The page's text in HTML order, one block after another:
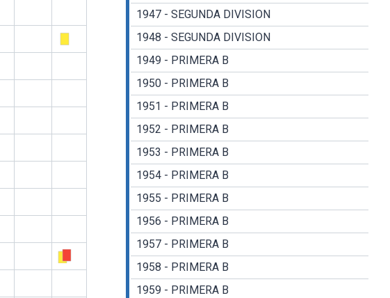
1947 - SEGUNDA DIVISION
1948 - SEGUNDA DIVISION
1949 - PRIMERA B
1950 - PRIMERA B
1951 - PRIMERA B
1952 - PRIMERA B
1953 - PRIMERA B
1954 - PRIMERA B
1955 - PRIMERA B
1956 - PRIMERA B
1957 - PRIMERA B
1958 - PRIMERA B
1959 - PRIMERA B